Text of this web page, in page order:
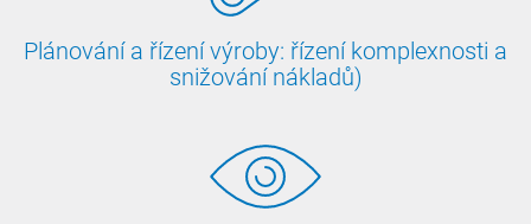
Plánování a řízení výroby: řízení komplexnosti a
snižování nákladů)